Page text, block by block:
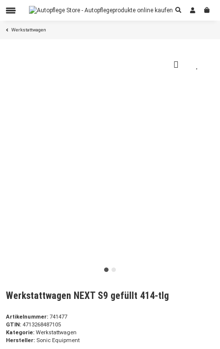
Werkstattwagen
Werkstattwagen NEXT S9 gefüllt 414-tlg
Artikelnummer: 741477
GTIN: 4713268487105
Kategorie: Werkstattwagen
Hersteller: Sonic Equipment